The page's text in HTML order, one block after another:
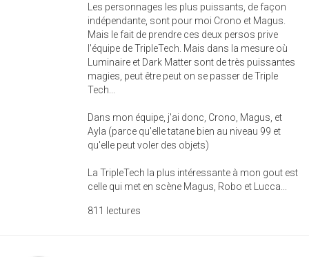
Les personnages les plus puissants, de façon
indépendante, sont pour moi Crono et Magus.
Mais le fait de prendre ces deux persos prive
l'équipe de TripleTech. Mais dans la mesure où
Luminaire et Dark Matter sont de très puissantes
magies, peut être peut on se passer de Triple
Tech...
Dans mon équipe, j'ai donc, Crono, Magus, et
Ayla (parce qu'elle tatane bien au niveau 99 et
qu'elle peut voler des objets)
La TripleTech la plus intéressante à mon gout est
celle qui met en scène Magus, Robo et Lucca...
811 lectures